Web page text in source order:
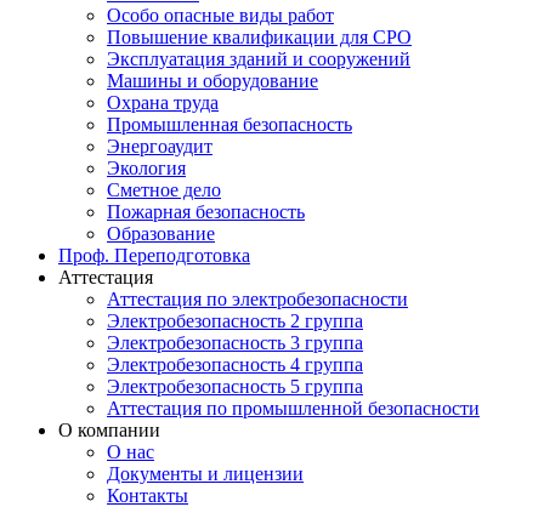
Особо опасные виды работ
Повышение квалификации для СРО
Эксплуатация зданий и сооружений
Машины и оборудование
Охрана труда
Промышленная безопасность
Энергоаудит
Экология
Сметное дело
Пожарная безопасность
Образование
Проф. Переподготовка
Аттестация
Аттестация по электробезопасности
Электробезопасность 2 группа
Электробезопасность 3 группа
Электробезопасность 4 группа
Электробезопасность 5 группа
Аттестация по промышленной безопасности
О компании
О нас
Документы и лицензии
Контакты